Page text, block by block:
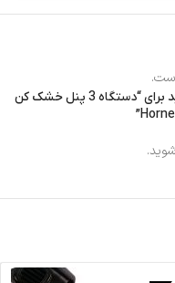
اولین نفری باشید که دیدگاهی را ارسال می کنید برای “دستگاه 3 پنل خشک کن
شوید.